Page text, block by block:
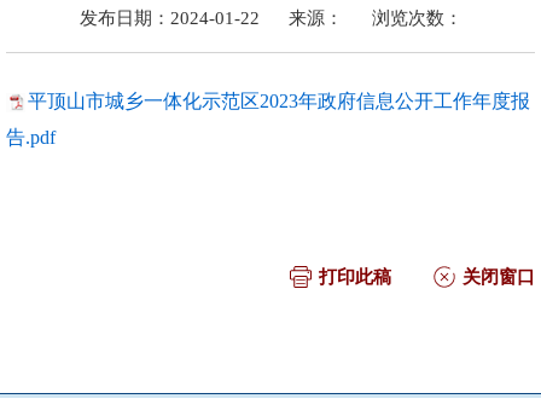
发布日期：2024-01-22 来源： 浏览次数：
平顶山市城乡一体化示范区2023年政府信息公开工作年度报
告.pdf
打印此稿 关闭窗口